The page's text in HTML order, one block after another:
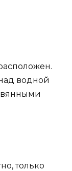
водной
только